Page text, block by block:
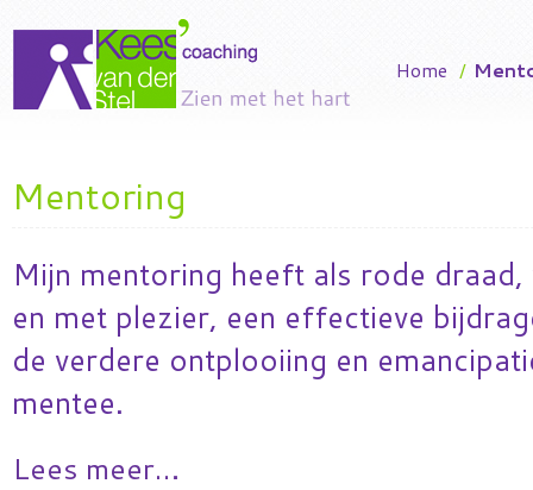
Home /
Mentoring
Mijn mentoring heeft als rode
en met plezier, een effectieve
de verdere ontplooiing en
mentee.
Lees meer…